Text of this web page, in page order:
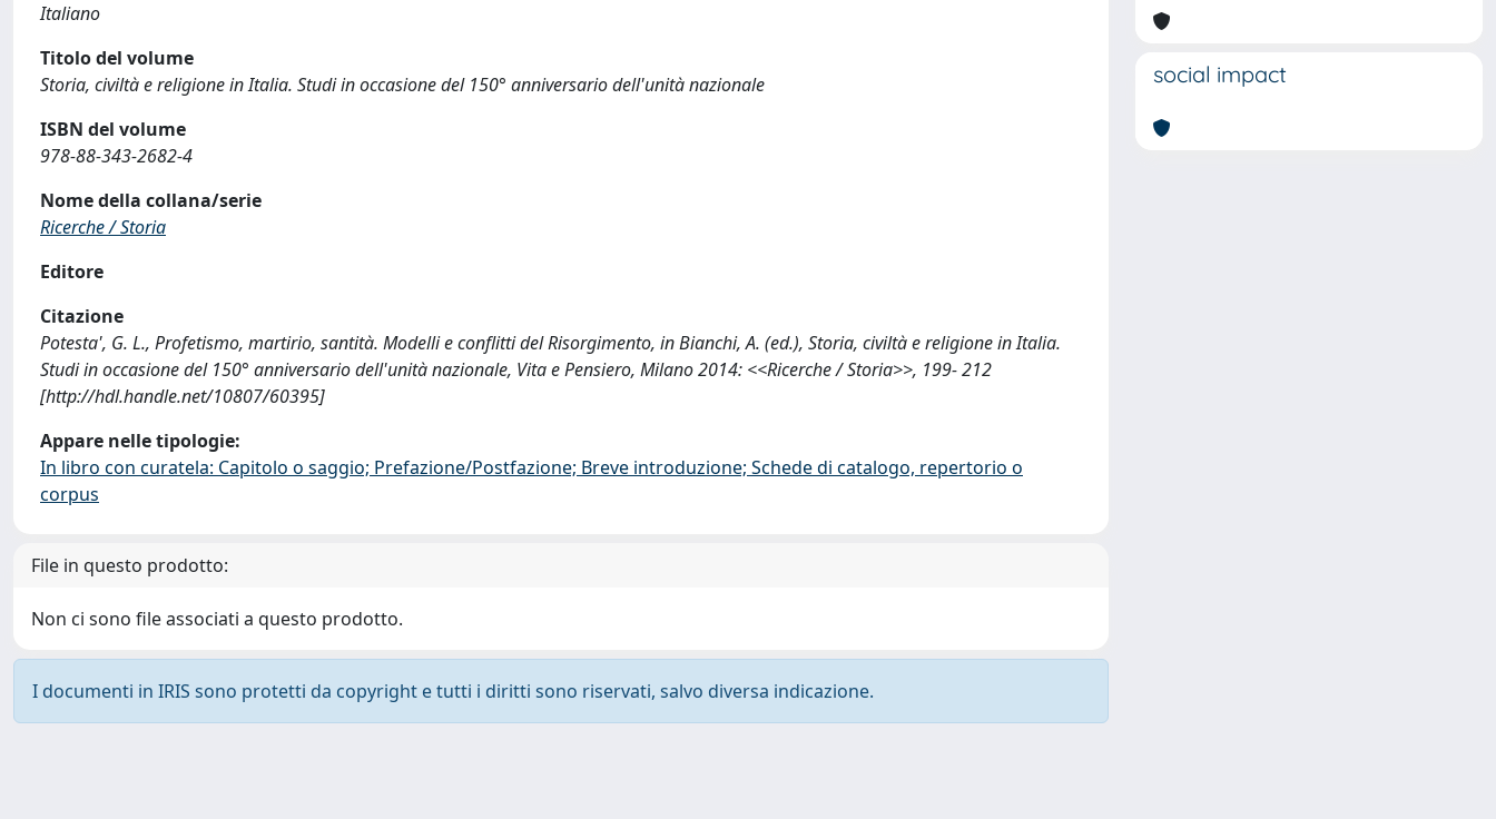
Italiano
Titolo del volume
Storia, civiltà e religione in Italia. Studi in occasione del 150° anniversario dell'unità nazionale
ISBN del volume
978-88-343-2682-4
Nome della collana/serie
Ricerche / Storia
Editore
Citazione
Potesta', G. L., Profetismo, martirio, santità. Modelli e conflitti del Risorgimento, in Bianchi, A. (ed.), Storia, civiltà e religione in Italia.
Studi in occasione del 150° anniversario dell'unità nazionale, Vita e Pensiero, Milano 2014: <<Ricerche / Storia>>, 199- 212
[http://hdl.handle.net/10807/60395]
Appare nelle tipologie:
In libro con curatela: Capitolo o saggio; Prefazione/Postfazione; Breve introduzione; Schede di catalogo, repertorio o
corpus
File in questo prodotto:
Non ci sono file associati a questo prodotto.
I documenti in IRIS sono protetti da copyright e tutti i diritti sono riservati, salvo diversa indicazione.
social impact